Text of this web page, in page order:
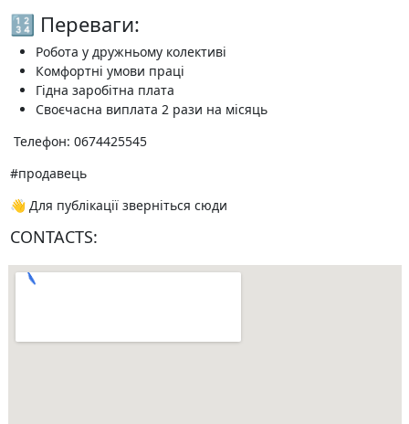
🔢 Переваги:
Робота у дружньому колективі
Комфортні умови праці
Гідна заробітна плата
Своєчасна виплата 2 рази на місяць
️ Телефон: 0674425545
#продавець
👋 Для публікації зверніться сюди
CONTACTS: